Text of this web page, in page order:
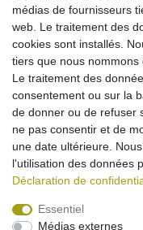
*
médias de fournisseurs
web. Le traitement des
cookies sont installés.
tiers que nous nommons
Le traitement des
consentement ou sur la
de donner ou de refuser
ne pas consentir et de
une date ultérieure.
l'utilisation des données
Déclaration de
Essentiel
Médias externes